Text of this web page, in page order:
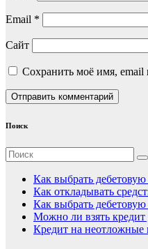
Email *
Сайт
Сохранить моё имя, email
Поиск
Как выбрать
Как откладывать
Как выбрать
Можно ли взять кредит
Кредит на неотложные